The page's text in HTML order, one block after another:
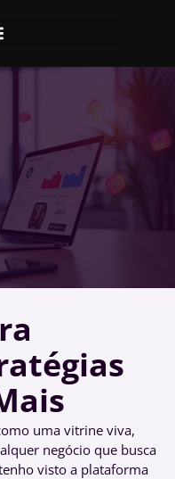
uma vitrine viva,
negócio que busca
visto a plataforma